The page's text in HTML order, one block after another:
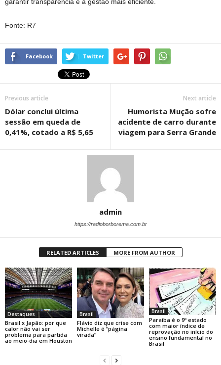
Fonte: R7
Facebook Twitter
Previous article
Dólar conclui última
sessão em queda de
0,41%, cotado a R$ 5,65
Next article
Humorista Mução sofre
acidente de carro durante
viagem para Serra Grande
admin
https://radioborborema.com.br
RELATED ARTICLES MORE FROM AUTHOR
Destaques
Brasil x Japão: por que
calor não vai ser
problema para partida
ao meio-dia em Houston
Brasil
Flávio diz que crise com
Michelle é “página
virada”
Brasil
Paraíba é o 9º estado
com maior índice de
reprovação no início do
ensino fundamental no
Brasil